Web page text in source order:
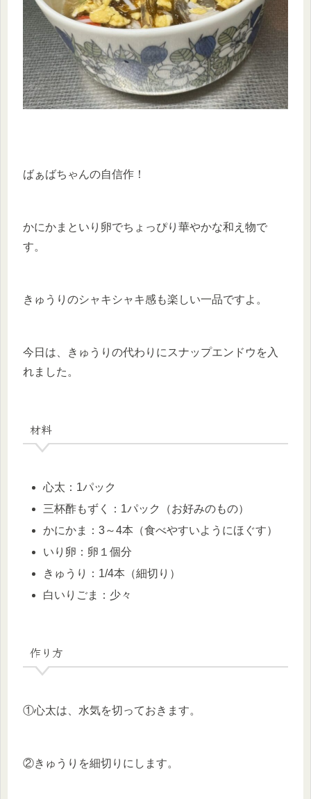
ばぁばちゃんの自信作！
かにかまといり卵でちょっぴり華やかな和え物で
す。
きゅうりのシャキシャキ感も楽しい一品ですよ。
今日は、きゅうりの代わりにスナップエンドウを入
れました。
材料
心太：1パック
三杯酢もずく：1パック（お好みのもの）
かにかま：3～4本（食べやすいようにほぐす）
いり卵：卵１個分
きゅうり：1/4本（細切り）
白いりごま：少々
作り方
①心太は、水気を切っておきます。
②きゅうりを細切りにします。